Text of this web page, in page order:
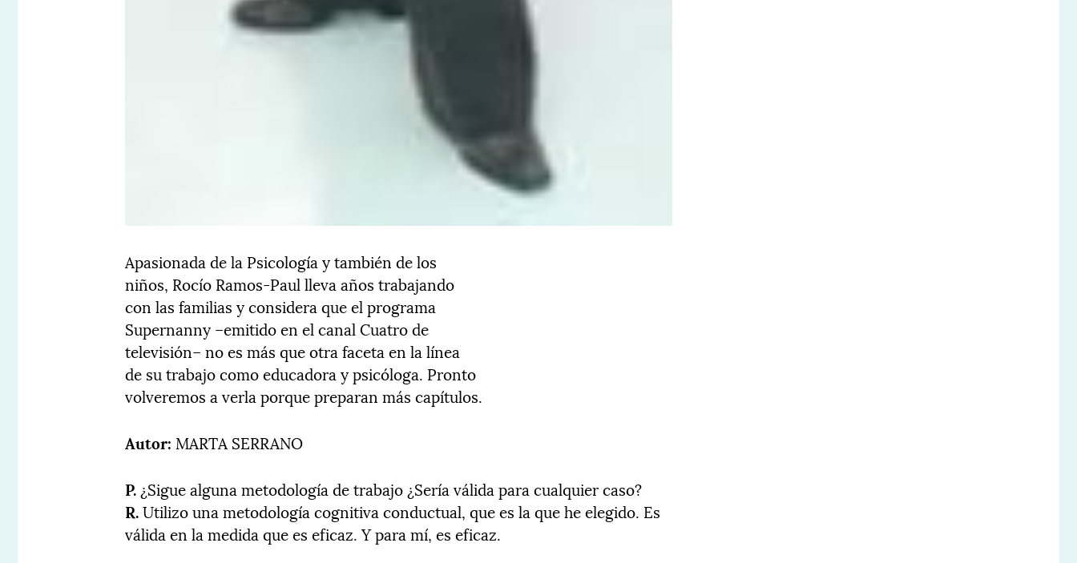
Apasionada de la Psicología y también de los
niños, Rocío Ramos-Paul lleva años trabajando
con las familias y considera que el programa
Supernanny –emitido en el canal Cuatro de
televisión– no es más que otra faceta en la línea
de su trabajo como educadora y psicóloga. Pronto
volveremos a verla porque preparan más capítulos.
Autor:MARTA SERRANO
P. ¿Sigue alguna metodología de trabajo ¿Sería válida para cualquier caso?
R.Utilizo una metodología cognitiva conductual, que es la que he elegido. Es
válida en la medida que es eficaz. Y para mí, es eficaz.